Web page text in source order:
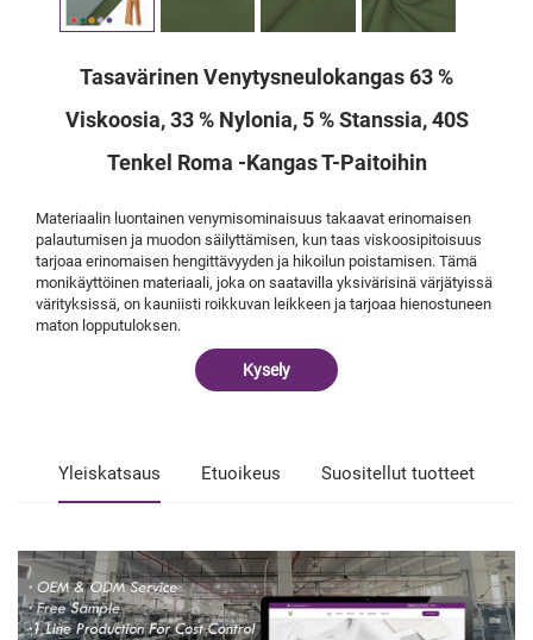
Tasavärinen Venytysneulokangas 63 %
Viskoosia, 33 % Nylonia, 5 % Stanssia, 40S
Tenkel Roma -kangas T-Paitoihin
Materiaalin luontainen venymisominaisuus takaavat erinomaisen
palautumisen ja muodon säilyttämisen, kun taas viskoosipitoisuus
tarjoaa erinomaisen hengittävyyden ja hikoilun poistamisen. Tämä
monikäyttöinen materiaali, joka on saatavilla yksivärisinä värjätyissä
värityksissä, on kauniisti roikkuvan leikkeen ja tarjoaa hienostuneen
maton lopputuloksen.
Kysely
Yleiskatsaus Etuoikeus Suositellut tuotteet